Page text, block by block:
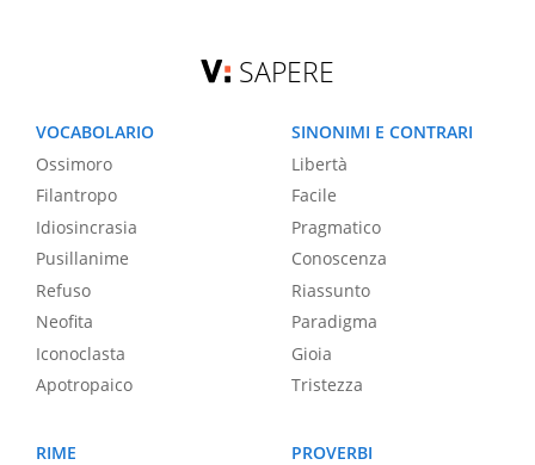
SAPERE
VOCABOLARIO
Ossimoro
Filantropo
Idiosincrasia
Pusillanime
Refuso
Neofita
Iconoclasta
Apotropaico
SINONIMI E CONTRARI
Libertà
Facile
Pragmatico
Conoscenza
Riassunto
Paradigma
Gioia
Tristezza
RIME
PROVERBI